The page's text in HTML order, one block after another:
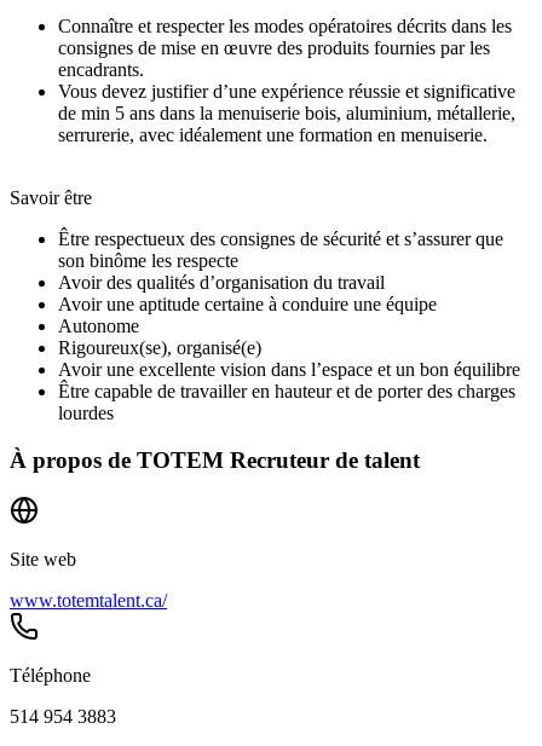
Connaître et respecter les modes opératoires décrits dans les
consignes de mise en œuvre des produits fournies par les
encadrants.
Vous devez justifier d’une expérience réussie et significative
de min 5 ans dans la menuiserie bois, aluminium, métallerie,
serrurerie, avec idéalement une formation en menuiserie.
Savoir être
Être respectueux des consignes de sécurité et s’assurer que
son binôme les respecte
Avoir des qualités d’organisation du travail
Avoir une aptitude certaine à conduire une équipe
Autonome
Rigoureux(se), organisé(e)
Avoir une excellente vision dans l’espace et un bon équilibre
Être capable de travailler en hauteur et de porter des charges
lourdes
À propos de TOTEM Recruteur de talent
Site web
www.totemtalent.ca/
Téléphone
514 954 3883